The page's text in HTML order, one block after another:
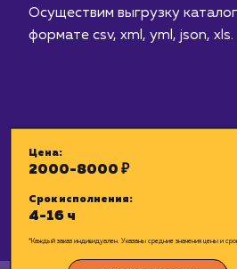
тему
формате csv, xml,